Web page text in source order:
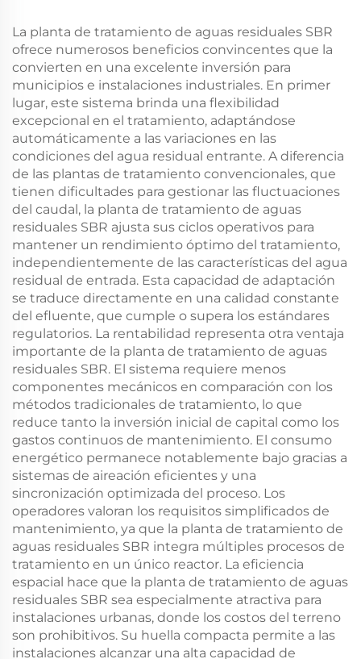
ecológica prefabricada
La planta de tratamiento de aguas residuales SBR
ofrece numerosos beneficios convincentes que la
convierten en una excelente inversión para
municipios e instalaciones industriales. En primer
lugar, este sistema brinda una flexibilidad
excepcional en el tratamiento, adaptándose
automáticamente a las variaciones en las
condiciones del agua residual entrante. A diferencia
de las plantas de tratamiento convencionales, que
tienen dificultades para gestionar las fluctuaciones
del caudal, la planta de tratamiento de aguas
residuales SBR ajusta sus ciclos operativos para
mantener un rendimiento óptimo del tratamiento,
independientemente de las características del agua
residual de entrada. Esta capacidad de adaptación
se traduce directamente en una calidad constante
del efluente, que cumple o supera los estándares
regulatorios. La rentabilidad representa otra ventaja
importante de la planta de tratamiento de aguas
residuales SBR. El sistema requiere menos
componentes mecánicos en comparación con los
métodos tradicionales de tratamiento, lo que
reduce tanto la inversión inicial de capital como los
gastos continuos de mantenimiento. El consumo
energético permanece notablemente bajo gracias a
sistemas de aireación eficientes y una
sincronización optimizada del proceso. Los
operadores valoran los requisitos simplificados de
mantenimiento, ya que la planta de tratamiento de
aguas residuales SBR integra múltiples procesos de
tratamiento en un único reactor. La eficiencia
espacial hace que la planta de tratamiento de aguas
residuales SBR sea especialmente atractiva para
instalaciones urbanas, donde los costos del terreno
son prohibitivos. Su huella compacta permite a las
instalaciones alcanzar una alta capacidad de